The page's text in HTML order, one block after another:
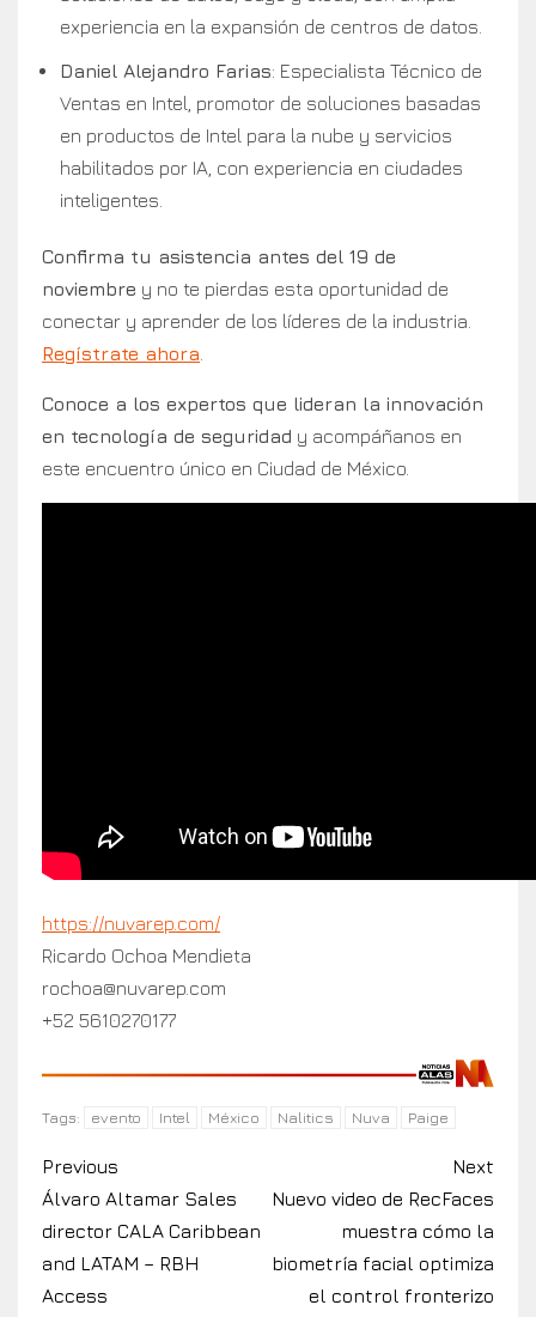
experiencia en la expansión de centros de datos.
Daniel Alejandro Farias: Especialista Técnico de
Ventas en Intel, promotor de soluciones basadas
en productos de Intel para la nube y servicios
habilitados por IA, con experiencia en ciudades
inteligentes.
Confirma tu asistencia antes del 19 de
noviembre y no te pierdas esta oportunidad de
conectar y aprender de los líderes de la industria.
Regístrate ahora
Conoce a los expertos que lideran la innovación
en tecnología de seguridad y acompáñanos en
este encuentro único en Ciudad de México.
https://nuvarep.com/
Ricardo Ochoa Mendieta
rochoa@nuvarep.com
+52 5610270177
Tags: evento Intel México Nalitics Nuva Paige
Previous
Álvaro Altamar Sales
director CALA Caribbean
and LATAM – RBH
Access
Next
Nuevo video de RecFaces
muestra cómo la
biometría facial optimiza
el control fronterizo